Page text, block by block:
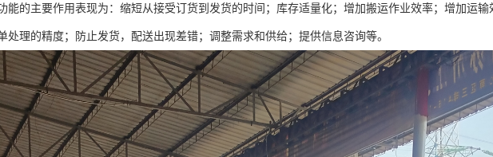
能的主要作用表现为：缩短从接受订货到发货的时间；库存适量化；增加搬运作业效率；增加运
处理的精度；防止发货，配送出现差错；调整需求和供给；提供信息咨询等。